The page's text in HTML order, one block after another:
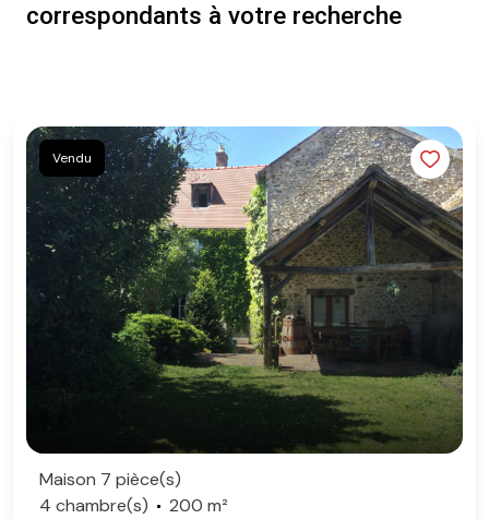
correspondants à votre recherche
Vendu
Maison 7 pièce(s)
4 chambre(s)
200 m²